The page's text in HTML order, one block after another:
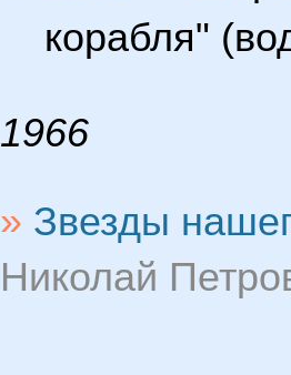
корабля"
1966
» Звезды
Николай